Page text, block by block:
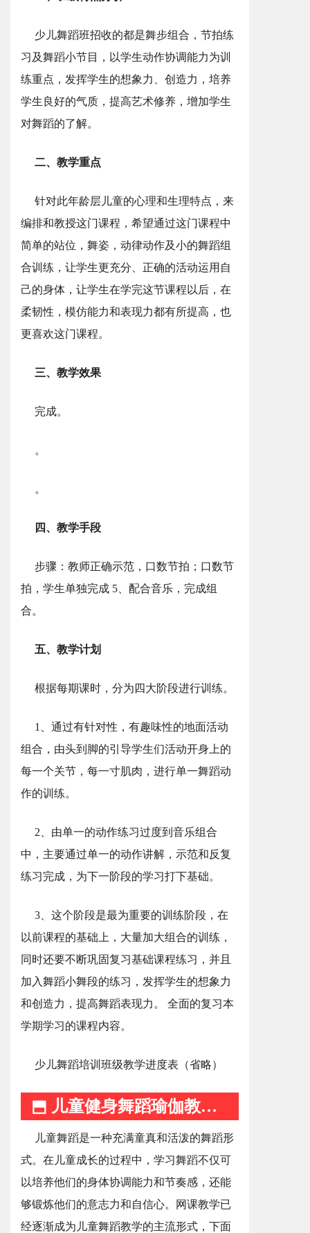
少儿舞蹈班招收的都是舞步组合，节拍练
习及舞蹈小节目，以学生动作协调能力为训
练重点，发挥学生的想象力、创造力，培养
学生良好的气质，提高艺术修养，增加学生
对舞蹈的了解。
二、教学重点
针对此年龄层儿童的心理和生理特点，来
编排和教授这门课程，希望通过这门课程中
简单的站位，舞姿，动律动作及小的舞蹈组
合训练，让学生更充分、正确的活动运用自
己的身体，让学生在学完这节课程以后，在
柔韧性，模仿能力和表现力都有所提高，也
更喜欢这门课程。
三、教学效果
完成。
。
。
四、教学手段
步骤：教师正确示范，口数节拍；口数节
拍，学生单独完成 5、配合音乐，完成组
合。
五、教学计划
根据每期课时，分为四大阶段进行训练。
1、通过有针对性，有趣味性的地面活动
组合，由头到脚的引导学生们活动开身上的
每一个关节，每一寸肌肉，进行单一舞蹈动
作的训练。
2、由单一的动作练习过度到音乐组合
中，主要通过单一的动作讲解，示范和反复
练习完成，为下一阶段的学习打下基础。
3、这个阶段是最为重要的训练阶段，在
以前课程的基础上，大量加大组合的训练，
同时还要不断巩固复习基础课程练习，并且
加入舞蹈小舞段的练习，发挥学生的想象力
和创造力，提高舞蹈表现力。 全面的复习本
学期学习的课程内容。
少儿舞蹈培训班级教学进度表（省略）
⬒ 儿童健身舞蹈瑜伽教学计划 ⬒
儿童舞蹈是一种充满童真和活泼的舞蹈形
式。在儿童成长的过程中，学习舞蹈不仅可
以培养他们的身体协调能力和节奏感，还能
够锻炼他们的意志力和自信心。网课教学已
经逐渐成为儿童舞蹈教学的主流形式，下面